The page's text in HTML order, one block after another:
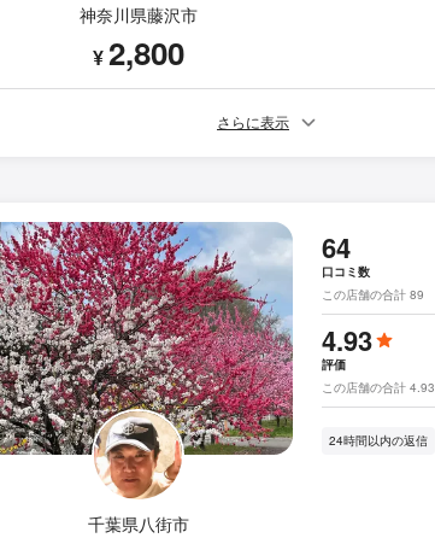
神奈川県藤沢市
¥2,800
さらに表示
千葉県八街市
64
口コミ数
この店舗の合計 89
4.93
評価
この店舗の合計 4.93
24時間以内の返信